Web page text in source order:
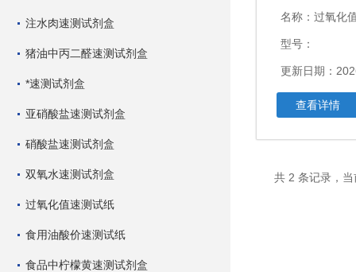
注水肉速测试剂盒
猪油中丙二醛速测试剂盒
*速测试剂盒
亚硝酸盐速测试剂盒
硝酸盐速测试剂盒
双氧水速测试剂盒
过氧化值速测试纸
食用油酸价速测试纸
食品中柠檬黄速测试剂盒
名称： 过氧化
型号：
更新日期：
查看详情
共 2 条记录，